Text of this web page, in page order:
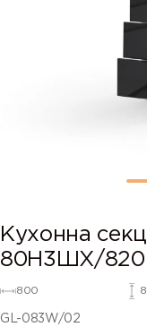
Кухонна
80Н3ШХ/820
800
GL-083W/02